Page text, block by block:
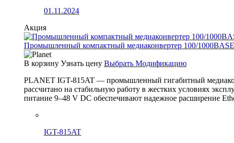
01.11.2024
Акция
Промышленный компактный медиаконвертер 100/
В корзину Узнать цену Выбрать Модификацию
PLANET IGT-815AT — промышленный гигабитный
рассчитано на стабильную работу в жестких условиях
питание 9–48 V DC обеспечивают надежное расширение
IGT-815AT